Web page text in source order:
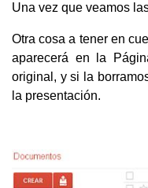
Una vez que veamos
Otra cosa a tener en
aparecerá en la
original, y si la
la presentación.